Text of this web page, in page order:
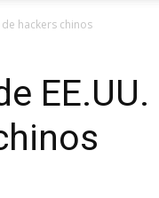
hackers chinos
EE.UU.